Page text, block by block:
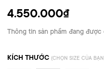
4.550.000₫
Thông tin sản phẩm đang được
KÍCH THƯỚC (CHỌN SIZE CỦA